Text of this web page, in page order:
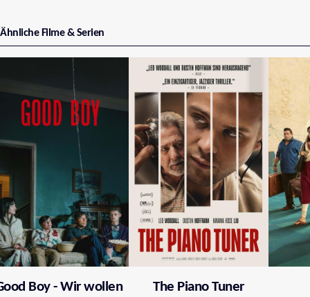
Ähnliche Filme & Serien
Boy - Wir wollen
The Piano Tuner